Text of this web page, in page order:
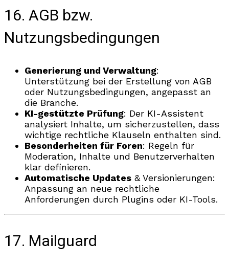
16. AGB bzw.
Nutzungsbedingungen
Generierung und Verwaltung:
Unterstützung bei der Erstellung von AGB
oder Nutzungsbedingungen, angepasst an
die Branche.
KI-gestützte Prüfung: Der KI-Assistent
analysiert Inhalte, um sicherzustellen, dass
wichtige rechtliche Klauseln enthalten sind.
Besonderheiten für Foren: Regeln für
Moderation, Inhalte und Benutzerverhalten
klar definieren.
Automatische Updates & Versionierungen:
Anpassung an neue rechtliche
Anforderungen durch Plugins oder KI-Tools.
17. Mailguard